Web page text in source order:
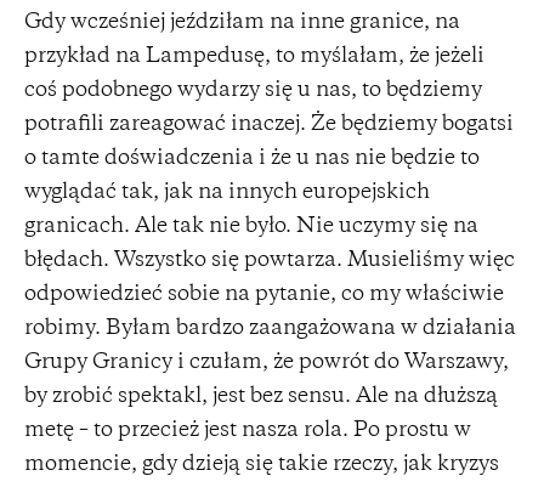
Gdy wcześniej jeździłam na inne granice, na
przykład na Lampedusę, to myślałam, że jeżeli
coś podobnego wydarzy się u nas, to będziemy
potrafili zareagować inaczej. Że będziemy bogatsi
o tamte doświadczenia i że u nas nie będzie to
wyglądać tak, jak na innych europejskich
granicach. Ale tak nie było. Nie uczymy się na
błędach. Wszystko się powtarza. Musieliśmy więc
odpowiedzieć sobie na pytanie, co my właściwie
robimy. Byłam bardzo zaangażowana w działania
Grupy Granicy i czułam, że powrót do Warszawy,
by zrobić spektakl, jest bez sensu. Ale na dłuższą
metę – to przecież jest nasza rola. Po prostu w
momencie, gdy dzieją się takie rzeczy, jak kryzys